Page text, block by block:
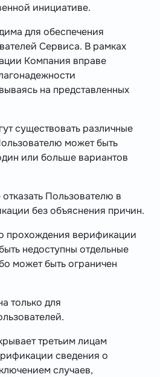
инициативе.
для обеспечения
Сервиса. В рамках
Компания вправе
на представленных
существовать различные
может быть
или больше вариантов
Пользователю в
без объяснения причин.
прохождения верификации
недоступны отдельные
может быть ограничен
только для
третьим лицам
сведения о
случаев,